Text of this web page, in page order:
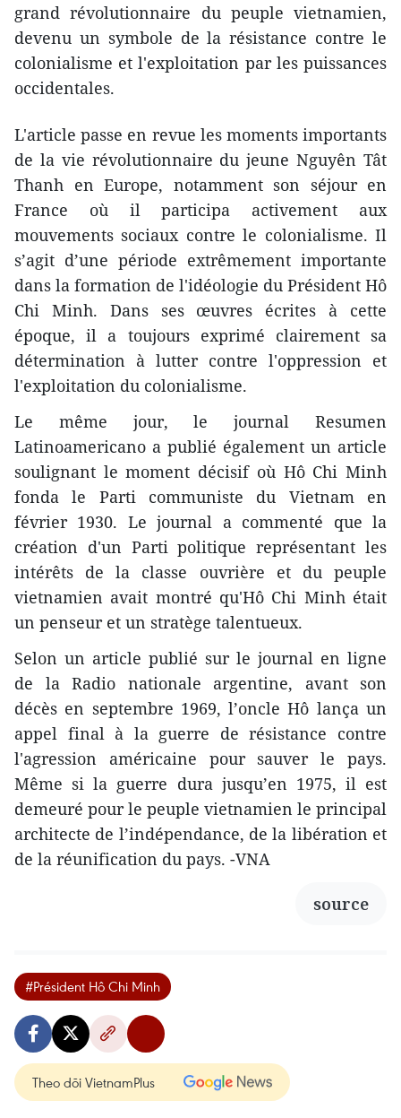
grand révolutionnaire du peuple vietnamien,
devenu un symbole de la résistance contre le
colonialisme et l'exploitation par les puissances
occidentales.
L'article passe en revue les moments importants
de la vie révolutionnaire du jeune Nguyên Tât
Thanh en Europe, notamment son séjour en
France où il participa activement aux
mouvements sociaux contre le colonialisme. Il
s’agit d’une période extrêmement importante
dans la formation de l'idéologie du Président Hô
Chi Minh. Dans ses œuvres écrites à cette
époque, il a toujours exprimé clairement sa
détermination à lutter contre l'oppression et
l'exploitation du colonialisme.
Le même jour, le journal Resumen
Latinoamericano a publié également un article
soulignant le moment décisif où Hô Chi Minh
fonda le Parti communiste du Vietnam en
février 1930. Le journal a commenté que la
création d'un Parti politique représentant les
intérêts de la classe ouvrière et du peuple
vietnamien avait montré qu'Hô Chi Minh était
un penseur et un stratège talentueux.
Selon un article publié sur le journal en ligne
de la Radio nationale argentine, avant son
décès en septembre 1969, l’oncle Hô lança un
appel final à la guerre de résistance contre
l'agression américaine pour sauver le pays.
Même si la guerre dura jusqu’en 1975, il est
demeuré pour le peuple vietnamien le principal
architecte de l’indépendance, de la libération et
de la réunification du pays. -VNA
source
#Président Hô Chi Minh
Theo dõi VietnamPlus